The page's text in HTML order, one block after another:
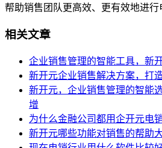
帮助销售团队更高效、更有效地进行
相关文章
企业销售管理的智能工具，新
新开元企业销售解决方案，打
新开元，企业销售管理的智能
增
为什么金融公司都用企开元电
新开元哪些功能对销售的帮助大